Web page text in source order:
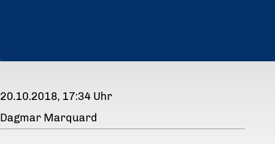
20.10.2018, 17:34 Uhr
Dagmar Marquard